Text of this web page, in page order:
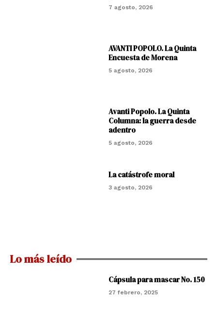
7 agosto, 2026
AVANTI POPOLO. La Quinta
Encuesta de Morena
5 agosto, 2026
Avanti Popolo. La Quinta
Columna: la guerra desde
adentro
5 agosto, 2026
La catástrofe moral
3 agosto, 2026
Lo más leído
Cápsula para mascar No. 150
27 febrero, 2025